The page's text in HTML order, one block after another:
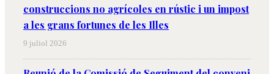
construccions no agrícoles en rústic i un impost
a les grans fortunes de les Illes
9 juliol 2026